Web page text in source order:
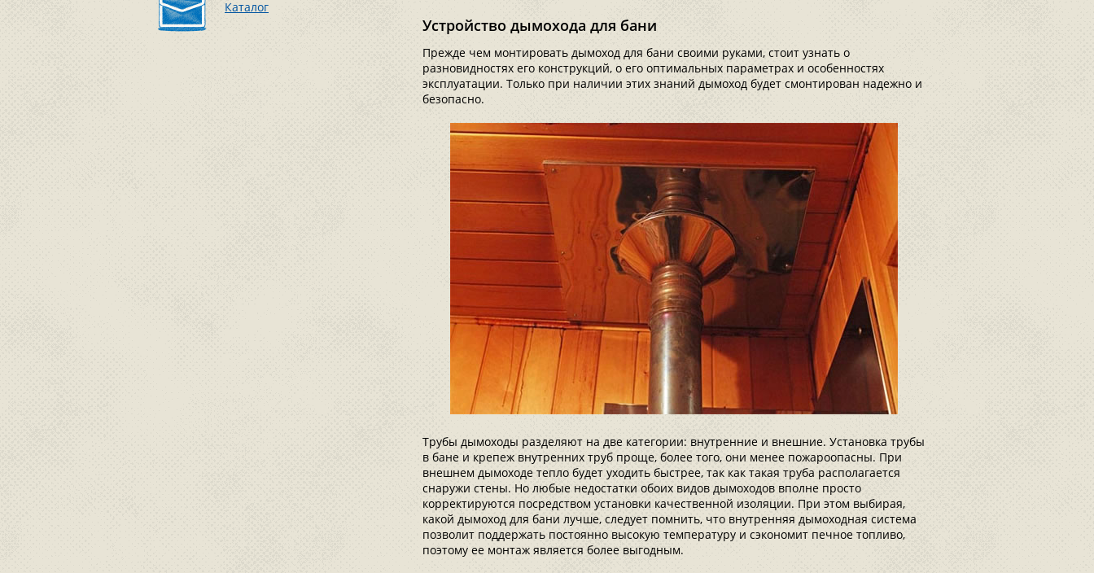
Каталог
Устройство дымохода для бани
Прежде чем монтировать дымоход для бани своими руками, стоит узнать о
разновидностях его конструкций, о его оптимальных параметрах и особенностях
эксплуатации. Только при наличии этих знаний дымоход будет смонтирован надежно и
безопасно.
Трубы дымоходы разделяют на две категории: внутренние и внешние. Установка трубы
в бане и крепеж внутренних труб проще, более того, они менее пожароопасны. При
внешнем дымоходе тепло будет уходить быстрее, так как такая труба располагается
снаружи стены. Но любые недостатки обоих видов дымоходов вполне просто
корректируются посредством установки качественной изоляции. При этом выбирая,
какой дымоход для бани лучше, следует помнить, что внутренняя дымоходная система
позволит поддержать постоянно высокую температуру и сэкономит печное топливо,
поэтому ее монтаж является более выгодным.